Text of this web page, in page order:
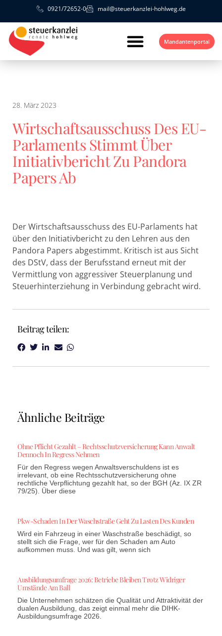
0921/72652-0 mail@steuerkanzlei-hohlweg.de
Mandantenportal
28. März 2023
Wirtschaftsausschuss Des EU-
Parlaments Stimmt Über
Initiativbericht Zu Pandora
Papers Ab
Der Wirtschaftsausschuss des EU-Parlaments hat
über den Initiativbericht zu den Lehren aus den
Pandora Papers abgestimmt. Kritisch ist aus Sicht
des DStV, dass der Berufsstand erneut mit der
Vermittlung von aggressiver Steuerplanung und
Steuerhinterziehung in Verbindung gebracht wird.
Beitrag teilen:
Ähnliche Beiträge
Ohne Pflicht Gezahlt – Rechtsschutzversicherung Kann Anwalt
Dennoch In Regress Nehmen
Für den Regress wegen Anwaltsverschuldens ist es
irrelevant, ob eine Rechtsschutzversicherung ohne
rechtliche Verpflichtung gezahlt hat, so der BGH (Az. IX ZR
79/25). Über diese
Pkw-Schaden In Der Waschstraße Geht Zu Lasten Des Kunden
Wird ein Fahrzeug in einer Waschstraße beschädigt, so
stellt sich die Frage, wer für den Schaden am Auto
aufkommen muss. Und was gilt, wenn sich
Ausbildungsumfrage 2026: Betriebe Bleiben Trotz Widriger
Umstände Am Ball
Die Unternehmen schätzen die Qualität und Attraktivität der
dualen Ausbildung, das zeigt einmal mehr die DIHK-
Ausbildungsumfrage 2026.